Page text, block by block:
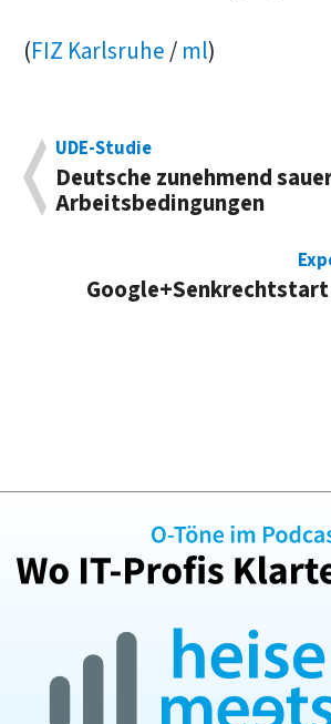
(FIZ Karlsruhe/ ml)
UDE-Studie
Deutsche zunehmend
Arbeitsbedingungen